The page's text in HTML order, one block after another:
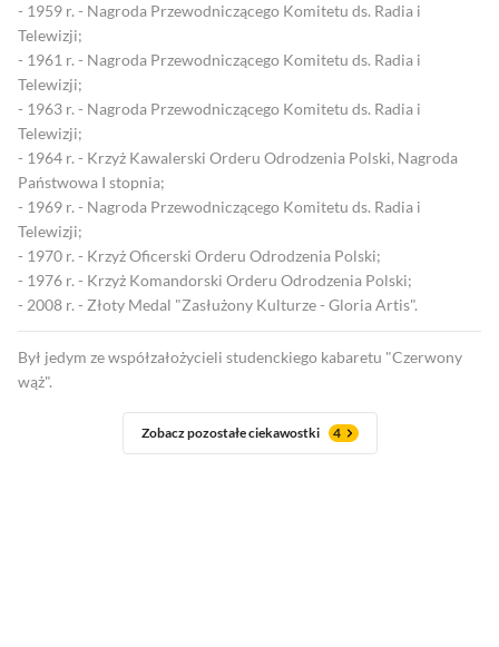
- 1959 r. - Nagroda Przewodniczącego Komitetu ds. Radia i
Telewizji;
- 1961 r. - Nagroda Przewodniczącego Komitetu ds. Radia i
Telewizji;
- 1963 r. - Nagroda Przewodniczącego Komitetu ds. Radia i
Telewizji;
- 1964 r. - Krzyż Kawalerski Orderu Odrodzenia Polski, Nagroda
Państwowa I stopnia;
- 1969 r. - Nagroda Przewodniczącego Komitetu ds. Radia i
Telewizji;
- 1970 r. - Krzyż Oficerski Orderu Odrodzenia Polski;
- 1976 r. - Krzyż Komandorski Orderu Odrodzenia Polski;
- 2008 r. - Złoty Medal "Zasłużony Kulturze - Gloria Artis".
Był jedym ze współzałożycieli studenckiego kabaretu "Czerwony
wąż".
Zobacz pozostałe ciekawostki 4